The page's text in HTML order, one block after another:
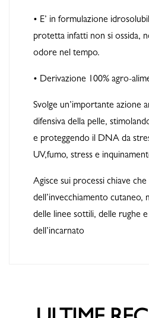
• E’ in formulazione
protetta infatti non si ossida,
odore nel tempo.
• Derivazione 100% agro-
Svolge un’importante azione
difensiva della pelle,
e proteggendo il DNA da
UV,fumo, stress e
Agisce sui processi chiave
dell’invecchiamento cutaneo,
delle linee sottili, delle rughe
dell’incarnato